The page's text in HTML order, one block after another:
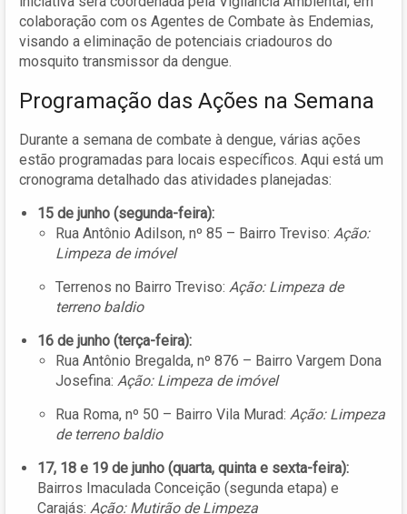
colaboração com os Agentes de Combate às Endemias,
visando a eliminação de potenciais criadouros do
mosquito transmissor da dengue.
Programação das Ações na Semana
Durante a semana de combate à dengue, várias ações
estão programadas para locais específicos. Aqui está um
cronograma detalhado das atividades planejadas:
15 de junho (segunda-feira):
Rua Antônio Adilson, nº 85 – Bairro Treviso: Ação:
Limpeza de imóvel
Terrenos no Bairro Treviso: Ação: Limpeza de
terreno baldio
16 de junho (terça-feira):
Rua Antônio Bregalda, nº 876 – Bairro Vargem Dona
Josefina: Ação: Limpeza de imóvel
Rua Roma, nº 50 – Bairro Vila Murad: Ação: Limpeza
de terreno baldio
17, 18 e 19 de junho (quarta, quinta e sexta-feira):
Bairros Imaculada Conceição (segunda etapa) e
Carajás: Ação: Mutirão de Limpeza